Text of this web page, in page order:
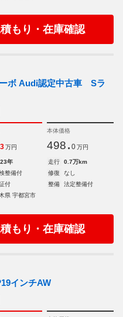
積もり・在庫確認
ボ Audi認定中古車 Sラ
3 万円
本体価格
498. 0 万円
年 走行
0.7万km
整備付 修復
なし
付 整備
法定整備付
県 宇都宮市
積もり・在庫確認
インチAW